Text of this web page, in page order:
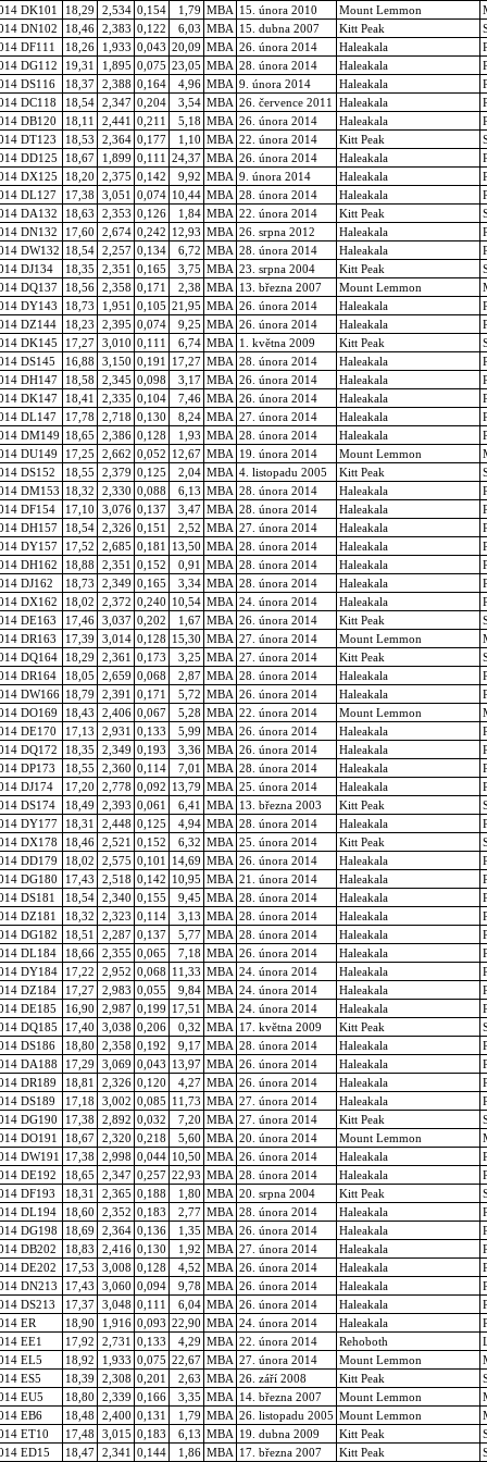
DK101 18,29 2,534 0,154 1,79 MBA 15. února 2010 Mount Lemmon
DN102
18,46 2,383 0,122 6,03 MBA 15. dubna 2007 Kitt Peak
DF111
18,26 1,933 0,043 20,09 MBA 26. února 2014 Haleakala
DG112
19,31 1,895 0,075 23,05 MBA 28. února 2014 Haleakala
DS116
18,37 2,388 0,164 4,96 MBA 9. února 2014 Haleakala
DC118
18,54 2,347 0,204 3,54 MBA 26. července 2011 Haleakala
DB120
18,11 2,441 0,211 5,18 MBA 26. února 2014 Haleakala
DT123
18,53 2,364 0,177 1,10 MBA 22. února 2014 Kitt Peak
DD125
18,67 1,899 0,111 24,37 MBA 26. února 2014 Haleakala
DX125
18,20 2,375 0,142 9,92 MBA 9. února 2014 Haleakala
DL127
17,38 3,051 0,074 10,44 MBA 28. února 2014 Haleakala
DA132
18,63 2,353 0,126 1,84 MBA 22. února 2014 Kitt Peak
DN132
17,60 2,674 0,242 12,93 MBA 26. srpna 2012 Haleakala
DW132 18,54 2,257 0,134 6,72 MBA 28. února 2014 Haleakala
DJ134
18,35 2,351 0,165 3,75 MBA 23. srpna 2004 Kitt Peak
DQ137
18,56 2,358 0,171 2,38 MBA 13. března 2007 Mount Lemmon
DY143
18,73 1,951 0,105 21,95 MBA 26. února 2014 Haleakala
DZ144
18,23 2,395 0,074 9,25 MBA 26. února 2014 Haleakala
DK145
17,27 3,010 0,111 6,74 MBA 1. května 2009 Kitt Peak
DS145
16,88 3,150 0,191 17,27 MBA 28. února 2014 Haleakala
DH147
18,58 2,345 0,098 3,17 MBA 26. února 2014 Haleakala
DK147
18,41 2,335 0,104 7,46 MBA 26. února 2014 Haleakala
DL147
17,78 2,718 0,130 8,24 MBA 27. února 2014 Haleakala
DM149 18,65 2,386 0,128 1,93 MBA 28. února 2014 Haleakala
DU149
17,25 2,662 0,052 12,67 MBA 19. února 2014 Mount Lemmon
DS152
18,55 2,379 0,125 2,04 MBA 4. listopadu 2005 Kitt Peak
DM153 18,32 2,330 0,088 6,13 MBA 28. února 2014 Haleakala
DF154
17,10 3,076 0,137 3,47 MBA 28. února 2014 Haleakala
DH157
18,54 2,326 0,151 2,52 MBA 27. února 2014 Haleakala
DY157
17,52 2,685 0,181 13,50 MBA 28. února 2014 Haleakala
DH162
18,88 2,351 0,152 0,91 MBA 28. února 2014 Haleakala
DJ162
18,73 2,349 0,165 3,34 MBA 28. února 2014 Haleakala
DX162
18,02 2,372 0,240 10,54 MBA 24. února 2014 Haleakala
DE163
17,46 3,037 0,202 1,67 MBA 26. února 2014 Kitt Peak
DR163
17,39 3,014 0,128 15,30 MBA 27. února 2014 Mount Lemmon
DQ164
18,29 2,361 0,173 3,25 MBA 27. února 2014 Kitt Peak
DR164
18,05 2,659 0,068 2,87 MBA 28. února 2014 Haleakala
DW166 18,79 2,391 0,171 5,72 MBA 26. února 2014 Haleakala
DO169
18,43 2,406 0,067 5,28 MBA 22. února 2014 Mount Lemmon
DE170
17,13 2,931 0,133 5,99 MBA 26. února 2014 Haleakala
DQ172
18,35 2,349 0,193 3,36 MBA 26. února 2014 Haleakala
DP173
18,55 2,360 0,114 7,01 MBA 28. února 2014 Haleakala
DJ174
17,20 2,778 0,092 13,79 MBA 25. února 2014 Haleakala
DS174
18,49 2,393 0,061 6,41 MBA 13. března 2003 Kitt Peak
DY177
18,31 2,448 0,125 4,94 MBA 28. února 2014 Haleakala
DX178
18,46 2,521 0,152 6,32 MBA 25. února 2014 Kitt Peak
DD179
18,02 2,575 0,101 14,69 MBA 26. února 2014 Haleakala
DG180
17,43 2,518 0,142 10,95 MBA 21. února 2014 Haleakala
DS181
18,54 2,340 0,155 9,45 MBA 28. února 2014 Haleakala
DZ181
18,32 2,323 0,114 3,13 MBA 28. února 2014 Haleakala
DG182
18,51 2,287 0,137 5,77 MBA 28. února 2014 Haleakala
DL184
18,66 2,355 0,065 7,18 MBA 26. února 2014 Haleakala
DY184
17,22 2,952 0,068 11,33 MBA 24. února 2014 Haleakala
DZ184
17,27 2,983 0,055 9,84 MBA 24. února 2014 Haleakala
DE185
16,90 2,987 0,199 17,51 MBA 24. února 2014 Haleakala
DQ185
17,40 3,038 0,206 0,32 MBA 17. května 2009 Kitt Peak
DS186
18,80 2,358 0,192 9,17 MBA 28. února 2014 Haleakala
DA188
17,29 3,069 0,043 13,97 MBA 26. února 2014 Haleakala
DR189
18,81 2,326 0,120 4,27 MBA 26. února 2014 Haleakala
DS189
17,18 3,002 0,085 11,73 MBA 27. února 2014 Haleakala
DG190
17,38 2,892 0,032 7,20 MBA 27. února 2014 Kitt Peak
DO191
18,67 2,320 0,218 5,60 MBA 20. února 2014 Mount Lemmon
DW191
17,38 2,998 0,044 10,50 MBA 26. února 2014 Haleakala
DE192
18,65 2,347 0,257 22,93 MBA 28. února 2014 Haleakala
DF193
18,31 2,365 0,188 1,80 MBA 20. srpna 2004 Kitt Peak
DL194
18,60 2,352 0,183 2,77 MBA 28. února 2014 Haleakala
DG198
18,69 2,364 0,136 1,35 MBA 26. února 2014 Haleakala
DB202
18,83 2,416 0,130 1,92 MBA 27. února 2014 Haleakala
DE202
17,53 3,008 0,128 4,52 MBA 26. února 2014 Haleakala
DN213
17,43 3,060 0,094 9,78 MBA 26. února 2014 Haleakala
DS213
17,37 3,048 0,111 6,04 MBA 26. února 2014 Haleakala
ER
18,90 1,916 0,093 22,90 MBA 24. února 2014 Haleakala
EE1
17,92 2,731 0,133 4,29 MBA 22. února 2014 Rehoboth
EL5
18,92 1,933 0,075 22,67 MBA 27. února 2014 Mount Lemmon
ES5
18,39 2,308 0,201 2,63 MBA 26. září 2008 Kitt Peak
EU5
18,80 2,339 0,166 3,35 MBA 14. března 2007 Mount Lemmon
EB6
18,48 2,400 0,131 1,79 MBA 26. listopadu 2005 Mount Lemmon
ET10
17,48 3,015 0,183 6,13 MBA 19. dubna 2009 Kitt Peak
ED15
18,47 2,341 0,144 1,86 MBA 17. března 2007 Kitt Peak